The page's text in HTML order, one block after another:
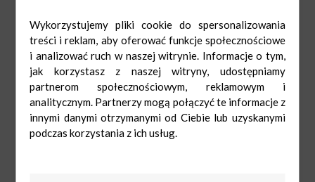
Wykorzystujemy pliki cookie do spersonalizowania
treści i reklam, aby oferować funkcje społecznościowe
i analizować ruch w naszej witrynie. Informacje o tym,
jak korzystasz z naszej witryny, udostępniamy
partnerom społecznościowym, reklamowym i
analitycznym. Partnerzy mogą połączyć te informacje z
innymi danymi otrzymanymi od Ciebie lub uzyskanymi
podczas korzystania z ich usług.